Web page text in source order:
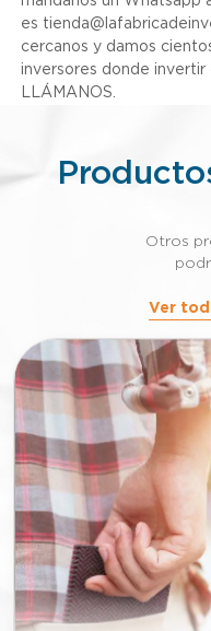
es
cercanos y damos
inversores donde invertir
LLÁMANOS.
Otros
Ver